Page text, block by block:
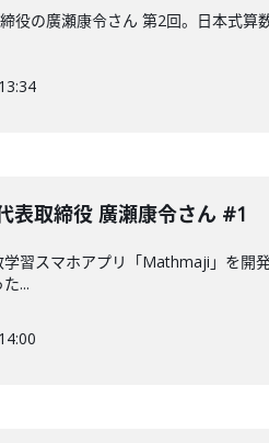
役の廣瀬康令さん 第2回。日本式算
表取締役 廣瀬康令さん #1
学習スマホアプリ「Mathmaji」を
...